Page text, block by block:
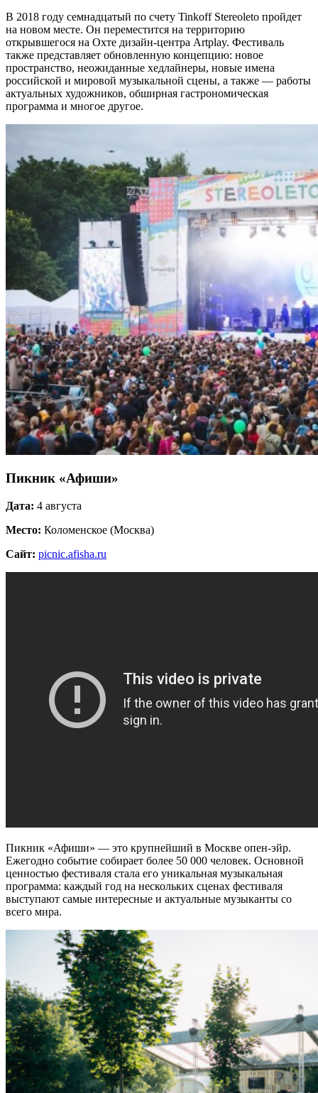
В 2018 году семнадцатый по счету Tinkoff Stereoleto пройдет
на новом месте. Он переместится на территорию
открывшегося на Охте дизайн-центра Artplay. Фестиваль
также представляет обновленную концепцию: новое
пространство, неожиданные хедлайнеры, новые имена
российской и мировой музыкальной сцены, а также — работы
актуальных художников, обширная гастрономическая
программа и многое другое.
Пикник «Афиши»
Дата: 4 августа
Место: Коломенское (Москва)
Сайт: picnic.afisha.ru
Пикник «Афиши» — это крупнейший в Москве опен-эйр.
Ежегодно событие собирает более 50 000 человек. Основной
ценностью фестиваля стала его уникальная музыкальная
программа: каждый год на нескольких сценах фестиваля
выступают самые интересные и актуальные музыканты со
всего мира.